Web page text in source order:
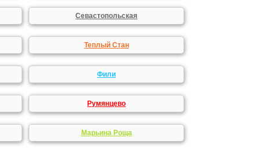
Севастопольская
Теплый Стан
Фили
Румянцево
Марьина Роща